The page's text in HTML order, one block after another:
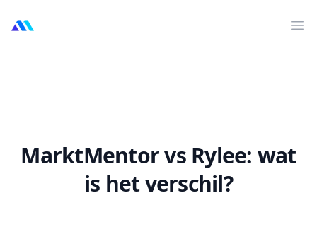
MarktMentor
MarktMentor vs Rylee: wat
is het verschil?